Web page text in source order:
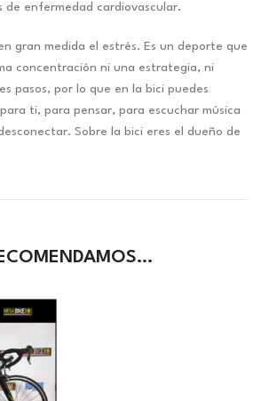
de enfermedad cardiovascular.
gran medida el estrés. Es un deporte que
concentración ni una estrategia, ni
pasos, por lo que en la bici puedes
ti, para pensar, para escuchar música
Sobre la bici eres el dueño de